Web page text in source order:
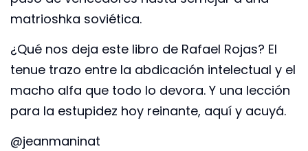
matrioshka soviética.
¿Qué nos deja este libro de Rafael Rojas? El
tenue trazo entre la abdicación intelectual y el
macho alfa que todo lo devora. Y una lección
para la estupidez hoy reinante, aquí y acuyá.
@jeanmaninat